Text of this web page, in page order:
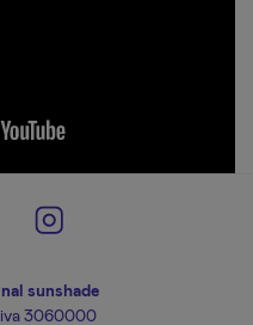
sunshade
3060000